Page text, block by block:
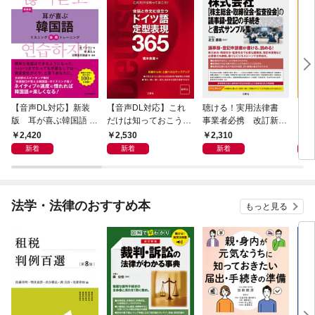
【音声DL対応】新装
版 耳が喜ぶ韓国語 リ
スニング体得トレーニ
ング
2,420
新着
【音声DL対応】これ
だけは知っておこう！
新装版 会話と作文に
役立つドイツ語定型表
2,530
新着
聴ける！実用法律書
事業者必携 改訂新
版 中小企業のための
株式会社【株主総会・
2,310
新着
法学・法律のおすすめ本 もっと見る